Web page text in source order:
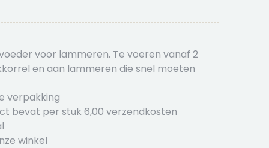
voor lammeren. Te voeren vanaf 2
en aan lammeren die snel moeten
verpakking
bevat per stuk 6,00 verzendkosten
winkel